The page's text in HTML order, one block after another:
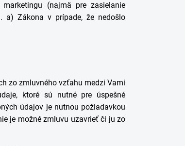
(najmä pre zasielanie
a) Zákona v prípade, že nedošlo
zo zmluvného vzťahu medzi Vami
ktoré sú nutné pre úspešné
údajov je nutnou požiadavkou
je možné zmluvu uzavrieť či ju zo